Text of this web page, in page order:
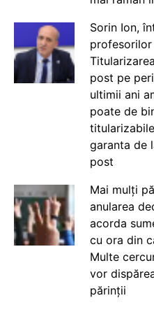
Sorin Ion,
profesorilor
post pe
ultimii ani
poate de
garanta de
post
Mai mulți
anularea
acorda
cu ora din
Multe
vor
părinții